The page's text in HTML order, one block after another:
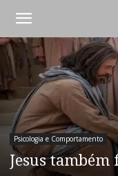
Psicologia e Comportamento
Jesus